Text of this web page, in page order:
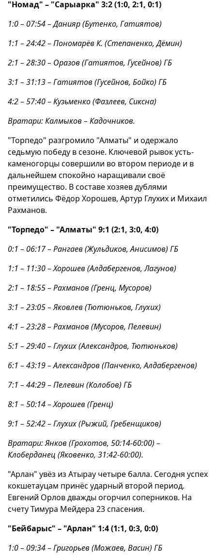
"Номад" – "Сарыарка" 3:2 (1:0, 2:1, 0:1)
1:0 – 07:54 – Данияр (Бутенко, Гатиятов)
1:1 – 24:42 – Пономарёв К. (Степаненко, Дёмин)
2:1 – 28:30 – Оразов (Гатиятов, Гусейнов) ГБ
3:1 – 31:13 – Гатиятов (Гусейнов, Бойко) ГБ
4:2 – 57:40 – Кузьменко (Фазлеев, Сиксна)
Вратари: Калмыков – Кадочников.
"Торпедо" разгромило "Алматы" и одержало
седьмую победу в сезоне. Ключевой рывок усть-
каменогорцы совершили во втором периоде и в
дальнейшем спокойно наращивали своё
преимущество. В составе хозяев дублями
отметились Фёдор Хорошев, Артур Глухих и Михаил
Рахманов.
"Торпедо" – "Алматы" 9:1 (2:1, 3:0, 4:0)
0:1 – 06:17 – Рангаев (Жульдиков, Анисимов) ГБ
1:1 – 11:30 – Хорошев (Алдабергенов, Лагунов)
2:1 – 18:55 – Рахманов (Гренц, Мусоров)
3:1 – 23:05 – Яковлев (Тютюньков, Глухих)
4:1 – 23:28 – Рахманов (Мусоров, Пелевин)
5:1 – 29:40 – Глухих (Александров, Тютюньков)
6:1 – 43:19 – Александров (Панченко, Алдабергенов)
7:1 – 44:29 – Пелевин (Колобов) ГБ
8:1 – 50:14 – Хорошев (Гренц)
9:1 – 52:42 – Глухих (Рыжий, Гребенщиков)
Вратари: Янков (Грохотов, 50:14-60:00) –
Клоберданец (Яковенко, 31:42-60:00).
"Арлан" увёз из Атырау четыре балла. Сегодня успех
кокшетауцам принёс ударный второй период.
Евгений Орлов дважды огорчил соперников. На
счету Тимура Мейдера 23 спасения.
"Бейбарыс" – "Арлан" 1:4 (1:1, 0:3, 0:0)
1:0 – 09:34 – Григорьев (Можаев, Васин) ГБ